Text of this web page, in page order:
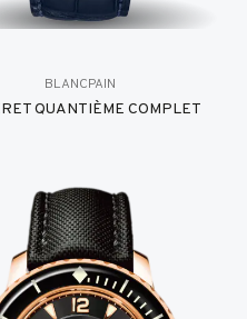
BLANCPAIN
QUANTIÈME COMPLET